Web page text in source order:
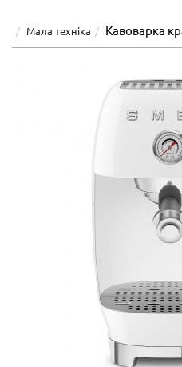
Мала техніка Кавоварка